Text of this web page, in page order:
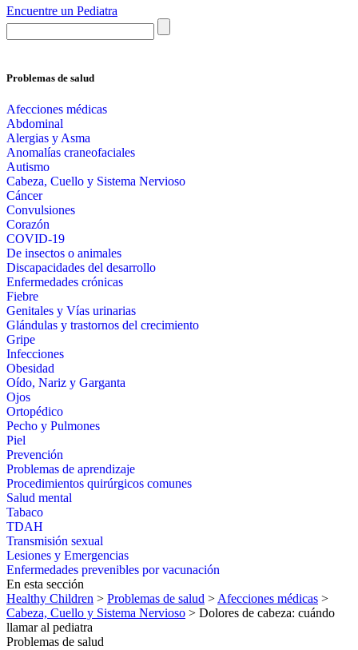
Encuentre un Pediatra
Problemas de salud
Afecciones médicas
Abdominal
Alergias y Asma
Anomalías craneofaciales
Autismo
Cabeza, Cuello y Sistema Nervioso
Cáncer
Convulsiones
Corazón
COVID-19
De insectos o animales
Discapacidades del desarrollo
Enfermedades crónicas
Fiebre
Genitales y Vías urinarias
Glándulas y trastornos del crecimiento
Gripe
Infecciones
Obesidad
Oído, Nariz y Garganta
Ojos
Ortopédico
Pecho y Pulmones
Piel
Prevención
Problemas de aprendizaje
Procedimientos quirúrgicos comunes
Salud mental
Tabaco
TDAH
Transmisión sexual
Lesiones y Emergencias
Enfermedades prevenibles por vacunación
En esta sección
Healthy Children > Problemas de salud > Afecciones médicas >
Cabeza, Cuello y Sistema Nervioso > Dolores de cabeza: cuándo
llamar al pediatra
Problemas de salud